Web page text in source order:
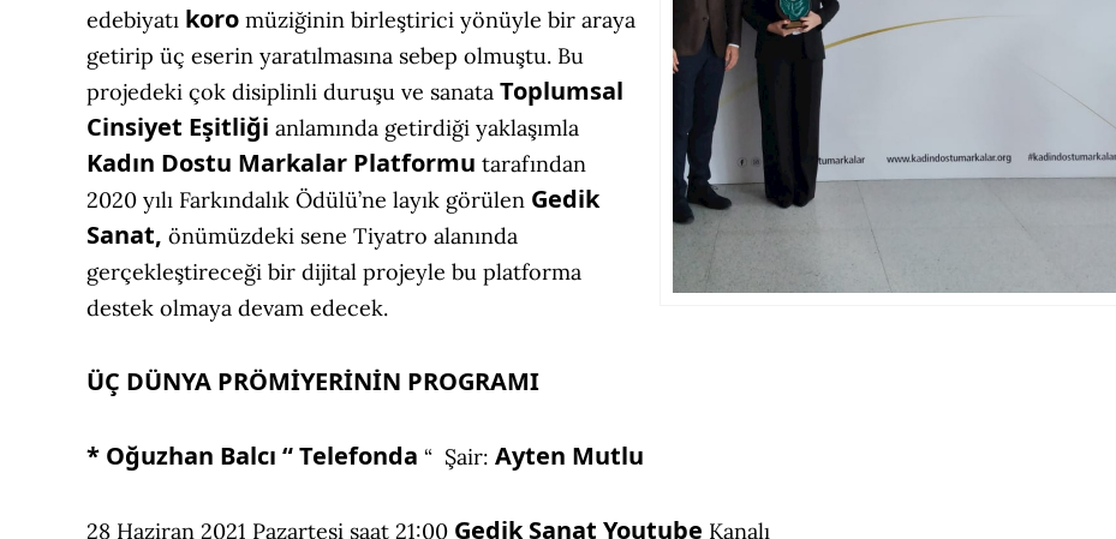
edebiyatı koro müziğinin birleştirici yönüyle bir araya
getirip üç eserin yaratılmasına sebep olmuştu. Bu
projedeki çok disiplinli duruşu ve sanata Toplumsal
Cinsiyet Eşitliği anlamında getirdiği yaklaşımla
Kadın Dostu Markalar Platformu tarafından
2020 yılı Farkındalık Ödülü’ne layık görülen Gedik
Sanat, önümüzdeki sene Tiyatro alanında
gerçekleştireceği bir dijital projeyle bu platforma
destek olmaya devam edecek.
ÜÇ DÜNYA PRÖMİYERİNİN PROGRAMI
* Oğuzhan Balcı “ Telefonda “ Şair: Ayten Mutlu
28 Haziran 2021 Pazartesi saat 21:00 Gedik Sanat Youtube Kanalı